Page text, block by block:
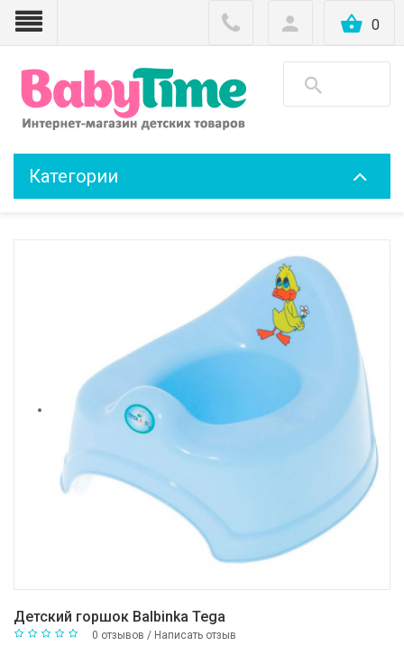
0
Категории
Детский горшок Balbinka Tega
0 отзывов / Написать отзыв